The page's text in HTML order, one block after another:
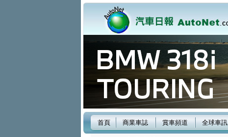
首頁 商業車誌 賞車頻道 全球車訊